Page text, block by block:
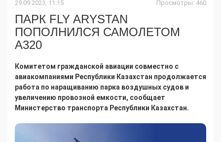
29.09.2023, 11:15 Просмотры: 460
ПАРК FLY ARYSTAN
ПОПОЛНИЛСЯ САМОЛЕТОМ
А320
Комитетом гражданской авиации совместно с
авиакомпаниями Республики Казахстан продолжается
работа по наращиванию парка воздушных судов и
увеличению провозной емкости, сообщает
Министерство транспорта Республики Казахстан.